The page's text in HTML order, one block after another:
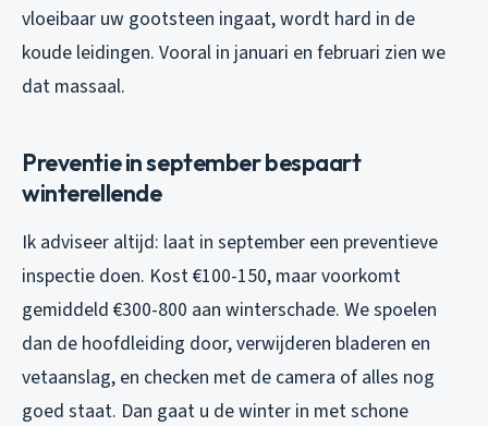
vloeibaar uw gootsteen ingaat, wordt hard in de
koude leidingen. Vooral in januari en februari zien we
dat massaal.
Preventie in september bespaart
winterellende
Ik adviseer altijd: laat in september een preventieve
inspectie doen. Kost €100-150, maar voorkomt
gemiddeld €300-800 aan winterschade. We spoelen
dan de hoofdleiding door, verwijderen bladeren en
vetaanslag, en checken met de camera of alles nog
goed staat. Dan gaat u de winter in met schone